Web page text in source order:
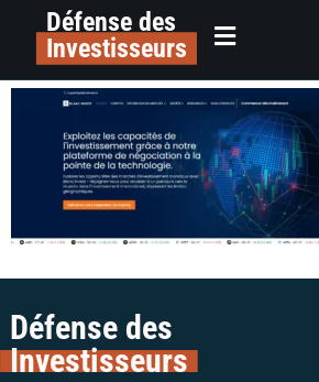
principalDéfense des
Investisseurs
alerte plateforme
invest colman avocats
Défense des
Investisseurs